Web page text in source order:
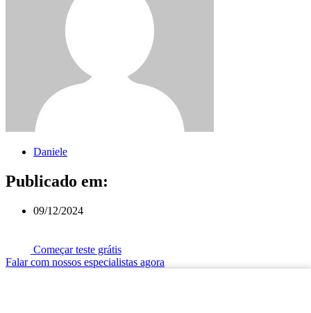
Daniele
Publicado em:
09/12/2024
Começar teste grátis
Falar com nossos especialistas agora